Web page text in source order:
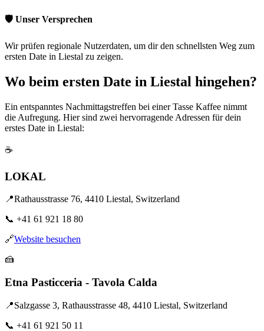
🛡️ Unser Versprechen
Wir prüfen regionale Nutzerdaten, um dir den schnellsten Weg zum
ersten Date in Liestal zu zeigen.
Wo beim ersten Date in Liestal hingehen?
Ein entspanntes Nachmittagstreffen bei einer Tasse Kaffee nimmt
die Aufregung. Hier sind zwei hervorragende Adressen für dein
erstes Date in Liestal:
☕
LOKAL
📍Rathausstrasse 76, 4410 Liestal, Switzerland
📞 +41 61 921 18 80
🔗Website besuchen
🍰
Etna Pasticceria - Tavola Calda
📍Salzgasse 3, Rathausstrasse 48, 4410 Liestal, Switzerland
📞 +41 61 921 50 11